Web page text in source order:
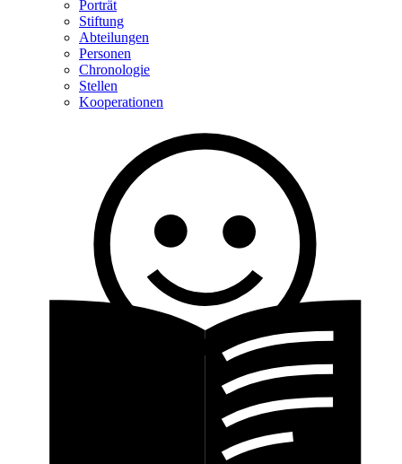
Porträt
Stiftung
Abteilungen
Personen
Chronologie
Stellen
Kooperationen